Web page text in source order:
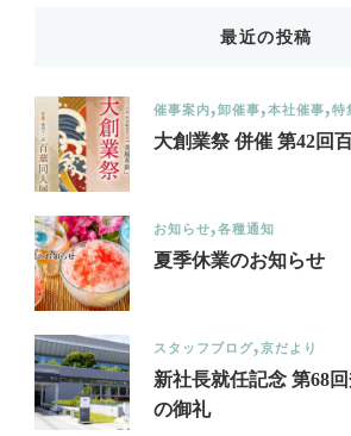
最近の投稿
催事案内 卸催事 本社催事 特
大創業祭 併催 第42回
お知らせ 各種通知
夏季休業のお知らせ
スタッフブログ 京だより
新社長就任記念 第68
の御礼